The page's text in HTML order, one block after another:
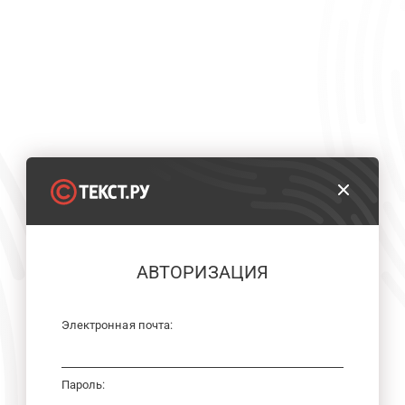
АВТОРИЗАЦИЯ
Электронная почта:
Пароль: